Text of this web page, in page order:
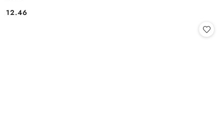
Cena:
12.46